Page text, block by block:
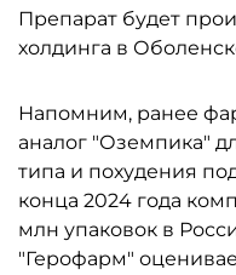
Препарат будет
холдинга в
Напомним, ранее
аналог "Оземпика"
типа и похудения
конца 2024 года
млн упаковок в
"Герофарм"